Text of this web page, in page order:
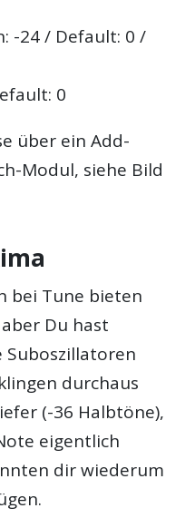
-24 / Default: 0 /
0
über ein Add-
Modul, siehe Bild
bei Tune bieten
Du hast
Suboszillatoren
durchaus
(-36 Halbtöne),
eigentlich
dir wiederum